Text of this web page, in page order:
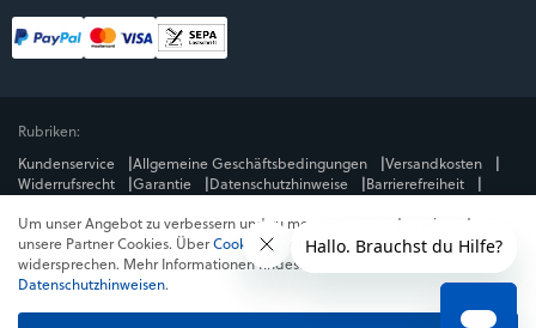
Rubriken:
Kundenservice
Allgemeine Geschäftsbedingungen
Versandkosten
Widerrufsrecht
Garantie Datenschutzhinweise
Barrierefreiheit
Mediengruppe:
GameStar
GamePro MeinMMO Get Hero
Jeuxvideo.com
© Webedia - alle Rechte vorbehalten
* Alle Preise enthalten die jeweilige Mehrwertsteuer. Gegebenenfalls fallen
Um unser Angebot zu verbessern und zu messen, verwenden wir und
unsere Partner Cookies. ÜberCookies ablehnenkannst du dem
widersprechen. Mehr Informationen findest du in unseren
Datenschutzhinweisen.